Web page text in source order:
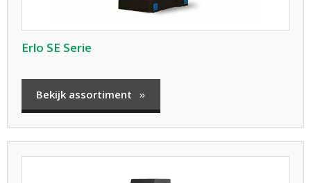
Erlo SE Serie
Bekijk assortiment